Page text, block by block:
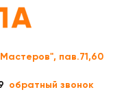
пав.71,60
обратный звонок